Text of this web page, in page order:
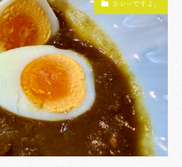
カレーですよ。